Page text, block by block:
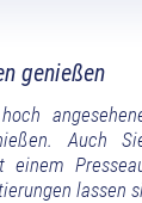
genießen